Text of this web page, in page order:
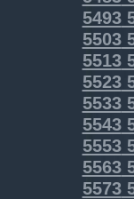
5493
5503
5513
5523
5533
5543
5553
5563
5573